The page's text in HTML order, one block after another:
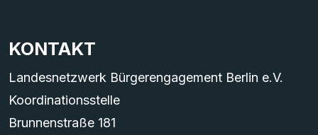
KONTAKT
Landesnetzwerk Bürgerengagement Berlin e.V.
Koordinationsstelle
Brunnenstraße 181